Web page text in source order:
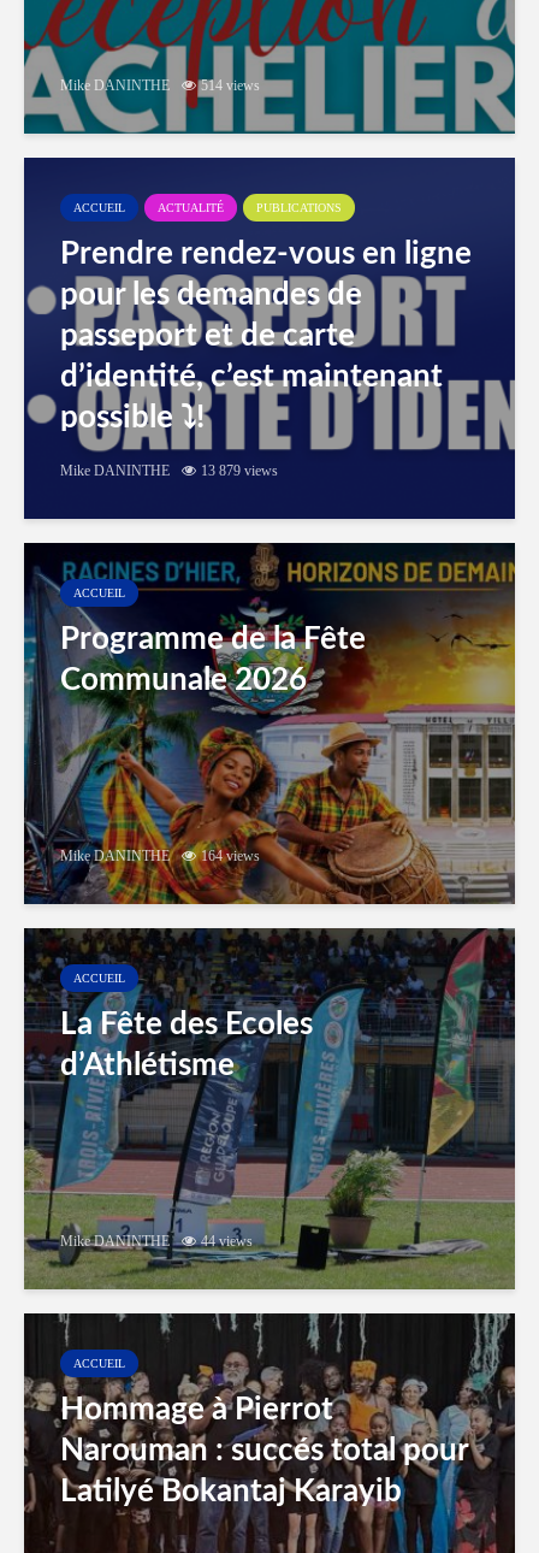
Mike DANINTHE 514 views
ACCUEIL ACTUALITÉ PUBLICATIONS
Prendre rendez-vous en ligne
pour les demandes de
passeport et de carte
d’identité, c’est maintenant
possible ⤵️!
Mike DANINTHE 13 879 views
ACCUEIL
Programme de la Fête
Communale 2026
Mike DANINTHE 164 views
ACCUEIL
La Fête des Ecoles
d’Athlétisme
Mike DANINTHE 44 views
ACCUEIL
Hommage à Pierrot
Narouman : succés total pour
Latilyé Bokantaj Karayib